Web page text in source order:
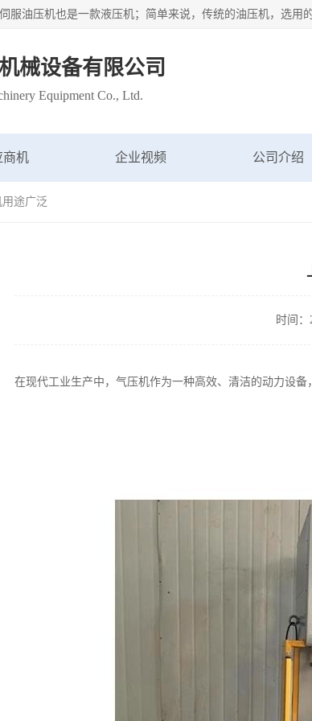
械设备有限公司
Equipment Co., Ltd.
商机 企业视频 公司介绍
途广泛
时间：
在现代工业生产中，气压机作为一种高效、清洁的动力设